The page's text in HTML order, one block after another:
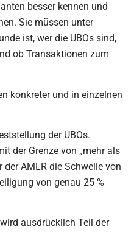
besser kennen und
Sie müssen unter
ist, wer die UBOs sind,
ob Transaktionen zum
konkreter und in einzelnen
der UBOs.
der Grenze von „mehr als
der AMLR die Schwelle von
von genau 25 %
ausdrücklich Teil der